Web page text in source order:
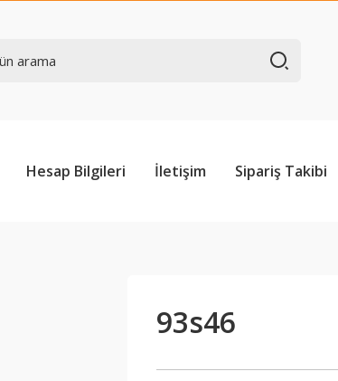
Hesap Bilgileri İletişim Sipariş Takibi
93s46